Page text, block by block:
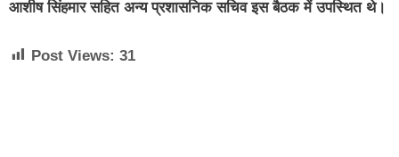
आशीष सिंहमार सहित अन्य प्रशासनिक सचिव इस बैठक में उपस्थित थे।
Post Views: 31